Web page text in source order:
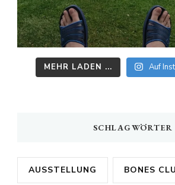
MEHR LADEN ... Auf
SCHLAGWÖRTER
AUSSTELLUNG BONES